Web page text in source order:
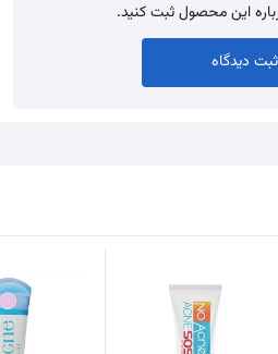
این محصول ثبت کنید.
ثبت دیدگاه